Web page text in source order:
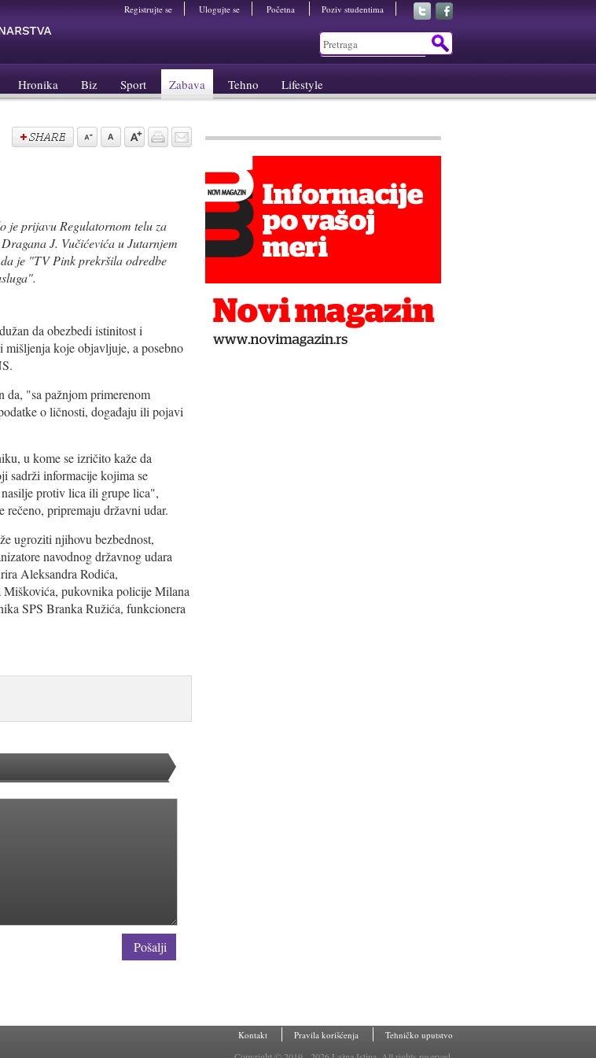
Registrujte se Ulogujte se Početna Poziv studentima
Hronika Biz Sport Zabava Tehno Lifestyle
je prijavu Regulatornom telu za
J. Vučićevića u Jutarnjem
je "TV Pink prekršila odredbe
da obezbedi istinitost i
mišljenja koje objavljuje, a posebno
da, "sa pažnjom primerenom
o ličnosti, događaju ili pojavi
u kome se izričito kaže da
sadrži informacije kojima se
protiv lica ili grupe lica",
rečeno, pripremaju državni udar.
ugroziti njihovu bezbednost,
navodnog državnog udara
Aleksandra Rodića,
pukovnika policije Milana
SPS Branka Ružića, funkcionera
Pošalji
Kontakt Pravila korišćenja Tehničko uputstvo